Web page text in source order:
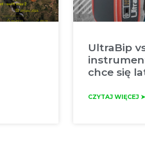
UltraBip
chce się
CZYTAJ WIĘCEJ ➤